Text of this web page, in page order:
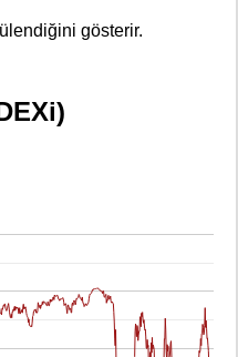
gösterir.